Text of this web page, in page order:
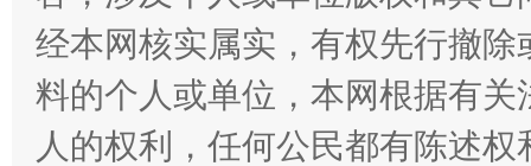
经本网核实属实，有权先行撤
料的个人或单位，本网根据有
人的权利，任何公民都有陈述